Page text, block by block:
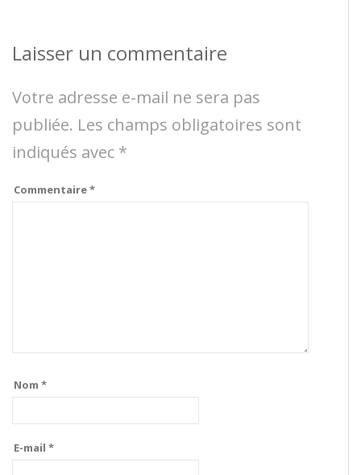
Laisser un commentaire
Votre adresse e-mail ne sera pas
publiée. Les champs obligatoires sont
indiqués avec *
Commentaire*
Nom *
E-mail *